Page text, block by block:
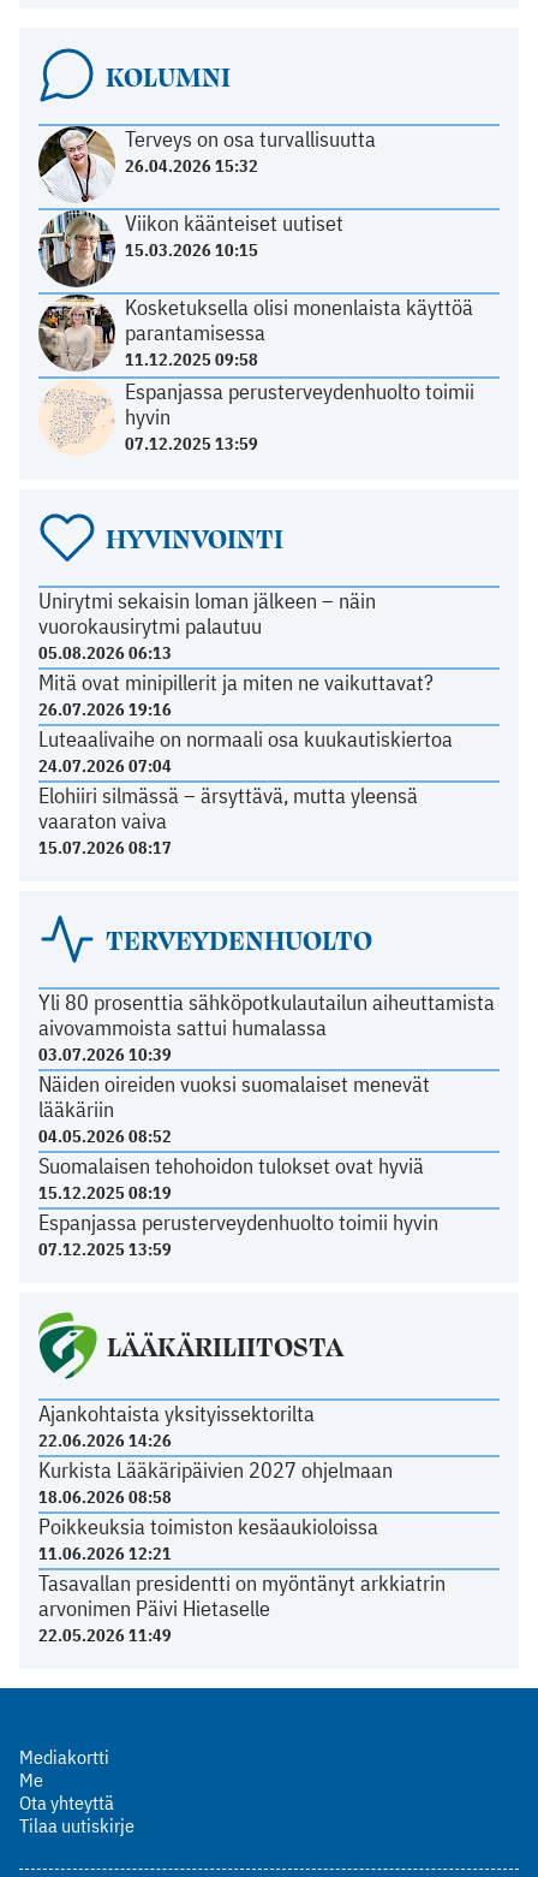
KOLUMNI
Terveys on osa turvallisuutta
26.04.2026 15:32
Viikon käänteiset uutiset
15.03.2026 10:15
Kosketuksella olisi monenlaista käyttöä
parantamisessa
11.12.2025 09:58
Espanjassa perusterveydenhuolto toimii
hyvin
07.12.2025 13:59
HYVINVOINTI
Unirytmi sekaisin loman jälkeen – näin
vuorokausirytmi palautuu
05.08.2026 06:13
Mitä ovat minipillerit ja miten ne vaikuttavat?
26.07.2026 19:16
Luteaalivaihe on normaali osa kuukautiskiertoa
24.07.2026 07:04
Elohiiri silmässä – ärsyttävä, mutta yleensä
vaaraton vaiva
15.07.2026 08:17
TERVEYDENHUOLTO
Yli 80 prosenttia sähköpotkulautailun aiheuttamista
aivovammoista sattui humalassa
03.07.2026 10:39
Näiden oireiden vuoksi suomalaiset menevät
lääkäriin
04.05.2026 08:52
Suomalaisen tehohoidon tulokset ovat hyviä
15.12.2025 08:19
Espanjassa perusterveydenhuolto toimii hyvin
07.12.2025 13:59
LÄÄKÄRILIITOSTA
Ajankohtaista yksityissektorilta
22.06.2026 14:26
Kurkista Lääkäripäivien 2027 ohjelmaan
18.06.2026 08:58
Poikkeuksia toimiston kesäaukioloissa
11.06.2026 12:21
Tasavallan presidentti on myöntänyt arkkiatrin
arvonimen Päivi Hietaselle
22.05.2026 11:49
Mediakortti
Me
Ota yhteyttä
Tilaa uutiskirje